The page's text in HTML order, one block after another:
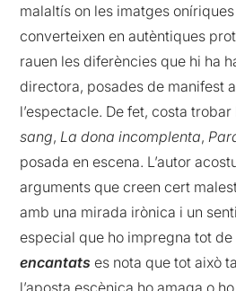
malaltís on les imatges
converteixen en autèntiques
rauen les diferències que hi ha
directora, posades de manifest
l’espectacle. De fet, costa trobar
sang, La dona incomplenta,
posada en escena. L’autor
arguments que creen cert
amb una mirada irònica i un
especial que ho impregna tot de
encantats es nota que tot això
l’aposta escènica ho amaga o